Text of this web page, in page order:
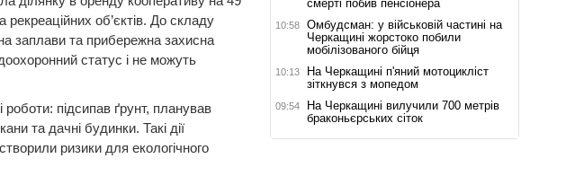
рекреаційних об’єктів. До складу
заплави та прибережна захисна
статус і не можуть
підсипав ґрунт, планував
та дачні будинки. Такі дії
ризики для екологічного
смерті побив пенсіонера
10:58
Омбудсман: у військовій частині на
Черкащині жорстоко побили
мобілізованого бійця
10:13
На Черкащині п'яний мотоцикліст
зіткнувся з мопедом
09:54
На Черкащині вилучили 700 метрів
браконьєрських сіток